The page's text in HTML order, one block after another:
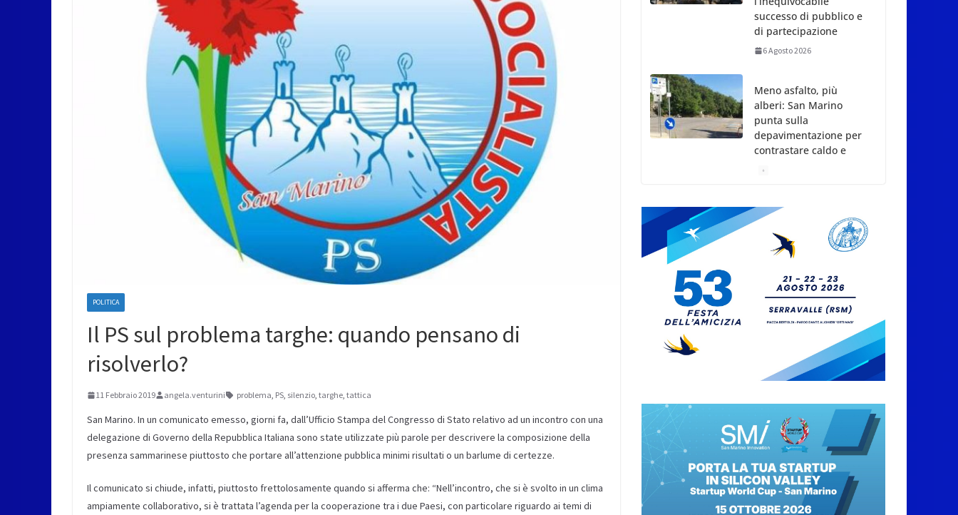
POLITICA
Il PS sul problema targhe: quando pensano di
risolverlo?
11 Febbraio 2019 angela.venturini problema, PS, silenzio, targhe, tattica
San Marino. In un comunicato emesso, giorni fa, dall’Ufficio Stampa del Congresso di Stato relativo ad un incontro con una
delegazione di Governo della Repubblica Italiana sono state utilizzate più parole per descrivere la composizione della
presenza sammarinese piuttosto che portare all’attenzione pubblica minimi risultati o un barlume di certezze.
Il comunicato si chiude, infatti, piuttosto frettolosamente quando si afferma che: “Nell’incontro, che si è svolto in un clima
ampiamente collaborativo, si è trattata l’agenda per la cooperazione tra i due Paesi, con particolare riguardo ai temi di
successo di pubblico e
di partecipazione
6 Agosto 2026
Meno asfalto, più
alberi: San Marino
punta sulla
depavimentazione per
contrastare caldo e
San Marino. USL:
l’inferno di Marcinelle
diventi monito e
6 Agosto 2026
San Marino. Sindacati:
PdL famiglia, alla
prima sessione
consiliare utile deve
Protezione Civile San
Marino. Incendi
boschivi: attivazione
della fase preliminare
di preallarme, dal 3 al